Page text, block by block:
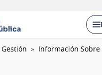
Información Sobre